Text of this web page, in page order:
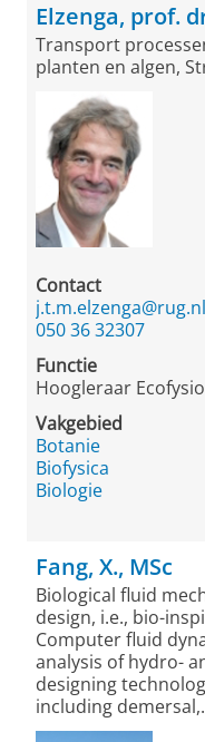
Elzenga, prof.
Transport
planten en algen,
Contact
j.t.m.elzenga@rug.nl
050 36 32307
Functie
Hoogleraar
Vakgebied
Botanie
Biofysica
Biologie
Fang, X., MSc
Biological fluid
design, i.e., bio-
Computer fluid
analysis of hydro-
designing
including